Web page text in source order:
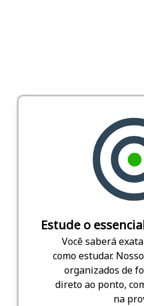
Estude o
Você saberá
como estudar.
organizados de
direto ao ponto,
na